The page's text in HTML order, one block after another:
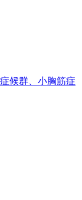
候群、小胸筋症